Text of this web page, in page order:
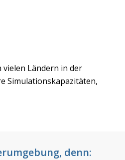
Ländern in der
Simulationskapazitäten,
denn: